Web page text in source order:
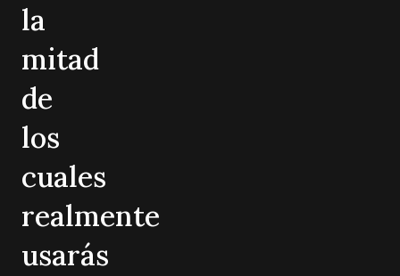
la
mitad
de
los
cuales
realmente
usarás